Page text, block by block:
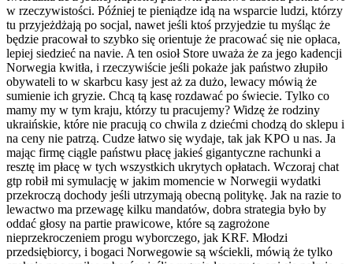
w rzeczywistości. Później te pieniądze idą na wsparcie ludzi, którzy
tu przyjeżdżają po socjal, nawet jeśli ktoś przyjedzie tu myśląc że
będzie pracował to szybko się orientuje że pracować się nie opłaca,
lepiej siedzieć na navie. A ten osioł Store uważa że za jego kadencji
Norwegia kwitła, i rzeczywiście jeśli pokaże jak państwo złupiło
obywateli to w skarbcu kasy jest aż za dużo, lewacy mówią że
sumienie ich gryzie. Chcą tą kasę rozdawać po świecie. Tylko co
mamy my w tym kraju, którzy tu pracujemy? Widzę że rodziny
ukraińskie, które nie pracują co chwila z dziećmi chodzą do sklepu i
na ceny nie patrzą. Cudze łatwo się wydaje, tak jak KPO u nas. Ja
mając firmę ciągle państwu płacę jakieś gigantyczne rachunki a
resztę im płacę w tych wszystkich ukrytych opłatach. Wczoraj chat
gtp robił mi symulację w jakim momencie w Norwegii wydatki
przekroczą dochody jeśli utrzymają obecną politykę. Jak na razie to
lewactwo ma przewagę kilku mandatów, dobra strategia było by
oddać głosy na partie prawicowe, które są zagrożone
nieprzekroczeniem progu wyborczego, jak KRF. Młodzi
przedsiębiorcy, i bogaci Norwegowie są wściekli, mówią że tylko